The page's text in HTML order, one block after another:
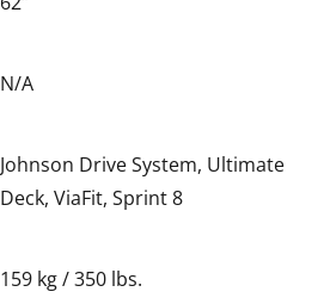
N/A
Johnson Drive System, Ultimate
Deck, ViaFit, Sprint 8
159 kg / 350 lbs.